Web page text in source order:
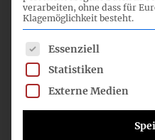
verarbeiten, ohne dass für
Klagemöglichkeit besteht.
Es folgt eine Liste der
Essenziell
Statistiken
Externe Medien